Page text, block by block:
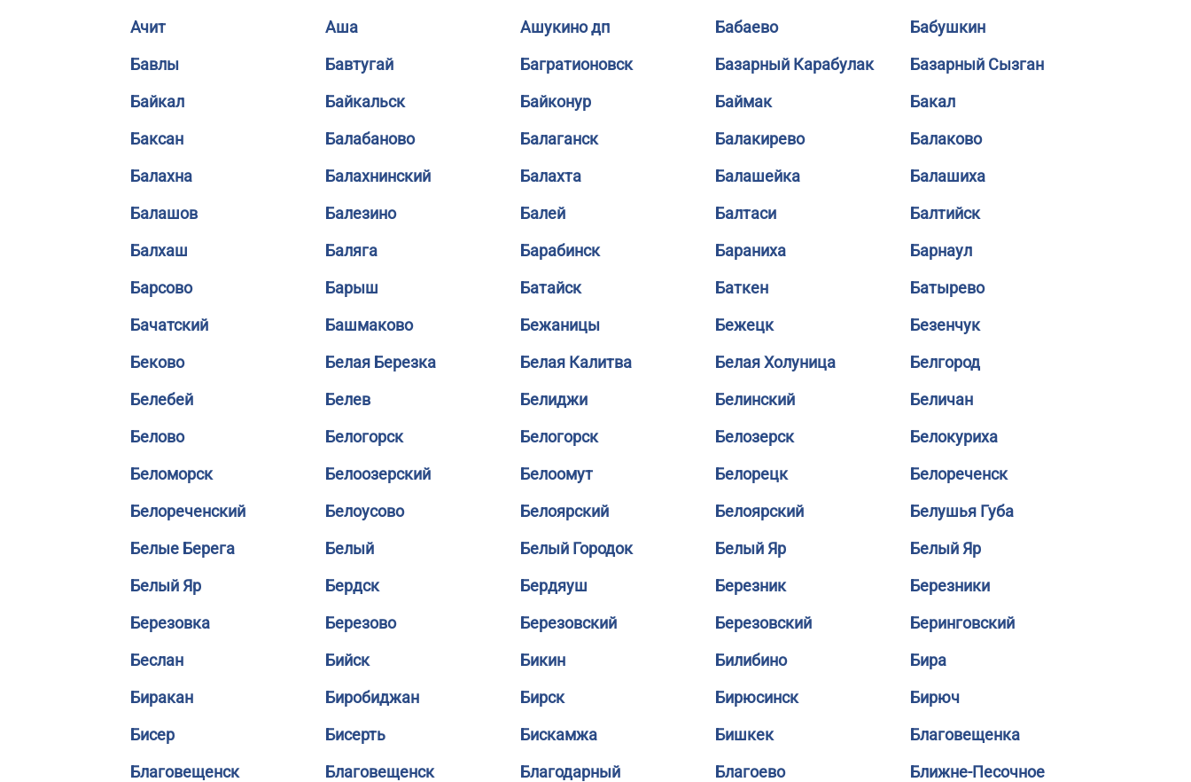
Ачит
Аша Ашукино дп Бабаево
Бабушкин
Бавлы
Бавтугай Багратионовск Базарный Карабулак
Базарный Сызган
Байкал
Байкальск Байконур Баймак
Бакал
Баксан
Балабаново Балаганск Балакирево
Балаково
Балахна
Балахнинский Балахта Балашейка
Балашиха
Балашов
Балезино Балей Балтаси
Балтийск
Балхаш
Баляга Барабинск Бараниха
Барнаул
Барсово
Барыш Батайск Баткен
Батырево
Бачатский
Башмаково Бежаницы Бежецк
Безенчук
Беково
Белая Березка Белая Калитва Белая Холуница
Белгород
Белебей
Белев Белиджи Белинский
Беличан
Белово
Белогорск Белогорск Белозерск
Белокуриха
Беломорск
Белоозерский Белоомут Белорецк
Белореченск
Белореченский
Белоусово Белоярский Белоярский
Белушья Губа
Белые Берега
Белый Белый Городок Белый Яр
Белый Яр
Белый Яр
Бердск Бердяуш Березник
Березники
Березовка
Березово Березовский Березовский
Беринговский
Беслан
Бийск Бикин Билибино
Бира
Биракан
Биробиджан Бирск Бирюсинск
Бирюч
Бисер
Бисерть Бискамжа Бишкек
Благовещенка
Благовещенск
Благовещенск Благодарный Благоево
Ближне-Песочное